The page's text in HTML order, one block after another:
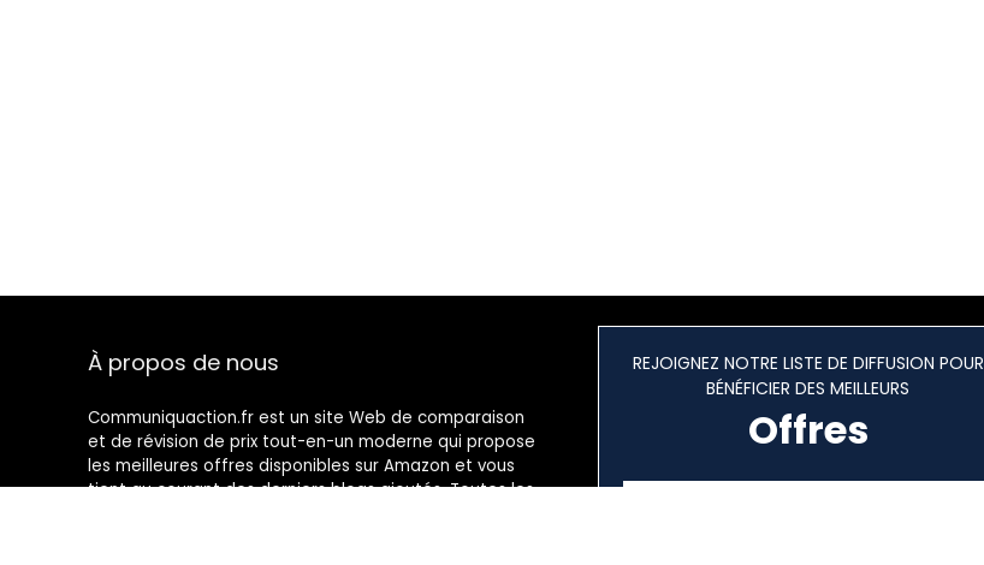
À propos de nous
Communiquaction.fr est un site Web de comparaison
et de révision de prix tout-en-un moderne qui propose
les meilleures offres disponibles sur Amazon et vous
tient au courant des derniers blogs ajoutés. Toutes les
REJOIGNEZ NOTRE LISTE DE DIFFUSION POUR
BÉNÉFICIER DES MEILLEURS
Offres